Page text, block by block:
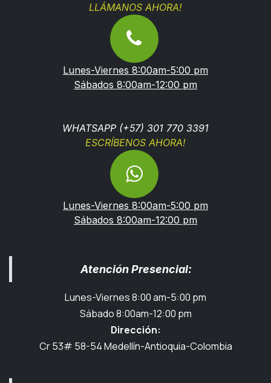
LLÁMANOS AHORA!
Lunes-Viernes 8:00am-5:00 pm
Sábados 8:00am-12:00 pm
WHATSAPP (+57) 301 770 3391
ESCRÍBENOS AHORA!
Lunes-Viernes 8:00am-5:00 pm
Sábados 8:00am-12:00 pm
Atención Presencial:
Lunes-Viernes 8:00 am-5:00 pm
Sábado 8:00am-12:00 pm
Dirección:
Cr 53# 58-54 Medellín-Antioquia-Colombia